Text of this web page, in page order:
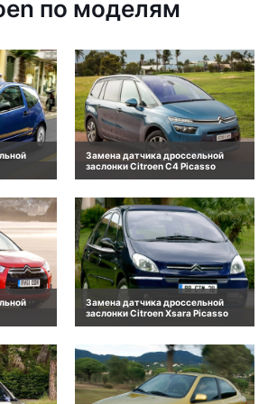
по моделям
Замена датчика дроссельной
заслонки Citroen C4 Picasso
Замена датчика дроссельной
заслонки Citroen Xsara Picasso